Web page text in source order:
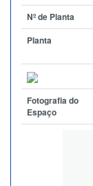
Nº de Planta
Planta
Fotografia do
Espaço